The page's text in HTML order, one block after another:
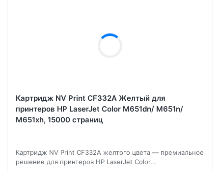
Картридж NV Print CF332A Желтый для
принтеров HP LaserJet Color M651dn/ M651n/
M651xh, 15000 страниц
Картридж NV Print CF332A желтого цвета — премиальное
решение для принтеров HP LaserJet Color...